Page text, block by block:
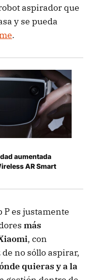
aspirador que
y se pueda
.
aumentada
AR Smart
P es justamente
más
, con
no sóllo aspirar,
quieras y a la